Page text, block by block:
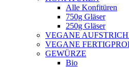
Alle Konfitüren
750g Gläser
250g Gläser
VEGANE
VEGANE
GEWÜRZE
Bio